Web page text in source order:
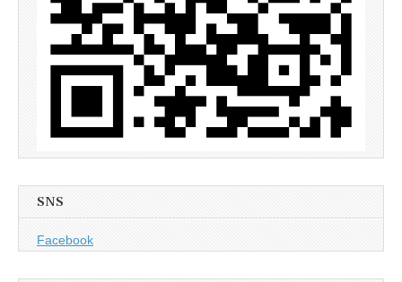
SNS
Facebook